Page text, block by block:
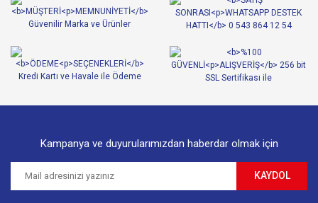
Ürün açıklamasında eksik bilgiler bulunuyor.
Ürün bilgilerinde hatalar bulunuyor.
Ürün fiyatı diğer sitelerden daha pahalı.
Gönder
Kampanya ve duyurularımızdan haberdar olmak için
KAYDOL